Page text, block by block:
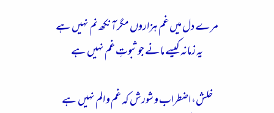
مرے دل میں غم ہزاروں مگر آنکھ نم نہیں ہے
یہ زمانہ کیسے مانے جو ثبوتِ غم نہیں ہے
خلش، اضطراب و شورش کہ غم و الم نہیں ہے